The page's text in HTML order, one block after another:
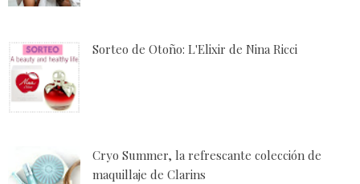
Sorteo de Otoño: L'Elixir de Nina Ricci
Cryo Summer, la refrescante colección de
maquillaje de Clarins